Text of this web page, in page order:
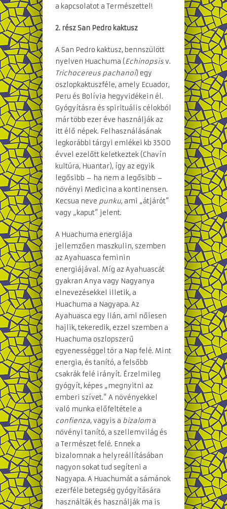
a kapcsolatot a Természettel!
2. rész San Pedro kaktusz
A San Pedro kaktusz, bennszülött
nyelven Huachuma (Echinopsisv.
Trichocereus pachanoi) egy
oszlopkaktuszféle, amely Ecuador,
Peru és Bolívia hegyvidékein él.
Gyógyításra és spirituális célokból
már több ezer éve használják az
itt élő népek. Felhasználásának
legkorábbi tárgyi emlékei kb 3500
évvel ezelőtt keletkeztek (Chavín
kultúra, Huantar), így az egyik
legősibb – ha nem a legősibb –
növényi Medicina a kontinensen.
Kecsua neve punku, ami „átjárót”
vagy „kaput” jelent.
A Huachuma energiája
jellemzően maszkulin, szemben
az Ayahuasca feminin
energiájával. Míg az Ayahuascát
gyakran Anya vagy Nagyanya
elnevezésekkel illetik, a
Huachuma a Nagyapa. Az
Ayahuasca egy lián, ami nőiesen
hajlik, tekeredik, ezzel szemben a
Huachuma oszlopszerű
egyenességgel tör a Nap felé. Mint
energia, és tanító, a felsőbb
csakrák felé irányít. Érzelmileg
gyógyít, képes „megnyitni az
emberi szívet.” A növényekkel
való munka előfeltétele a
confienza, vagyis a bizalom a
növényi tanító, a szellemvilág és
a Természet felé. Ennek a
bizalomnak a helyreállításában
nagyon sokat tud segíteni a
Nagyapa. A Huachumát a sámánok
ezerféle betegség gyógyítására
használták és használják ma is